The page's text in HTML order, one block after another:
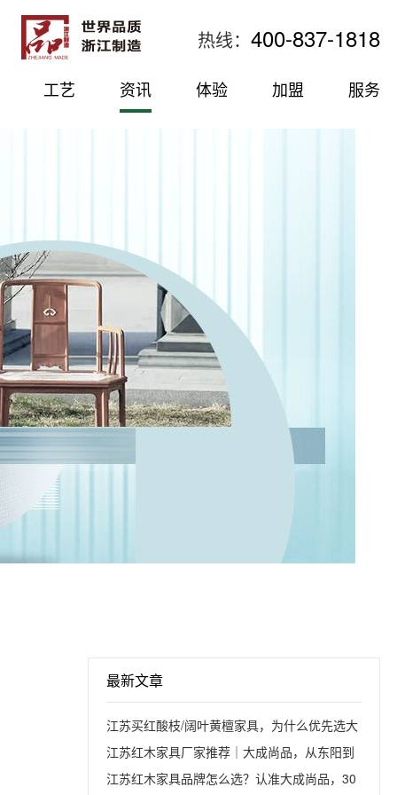
热线： 400-837-1818
工艺 资讯 体验 加盟 服务
最新文章
江苏买红酸枝/阔叶黄檀家具，为什么优先选大
成尚品？
江苏红木家具厂家推荐｜大成尚品，从东阳到
江苏的匠心传承
江苏红木家具品牌怎么选？认准大成尚品，30